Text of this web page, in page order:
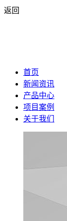
返回
首页
新闻资讯
产品中心
项目案例
关于我们